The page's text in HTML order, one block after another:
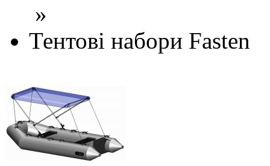
»
Тентові набори Fasten